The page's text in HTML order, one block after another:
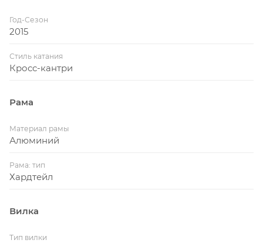
Год-Сезон
2015
Стиль катания
Кросс-кантри
Рама
Материал рамы
Алюминий
Рама: тип
Хардтейл
Вилка
Тип вилки